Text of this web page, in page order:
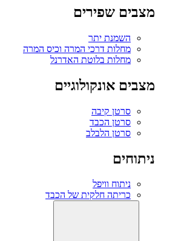
מצבים שפירים
השמנת יתר
מחלות דרכי המרה וכיס המרה
מחלות בלוטת האדרנל
מצבים אונקולוגיים
סרטן קיבה
סרטן הכבד
סרטן הלבלב
ניתוחים
ניתוח וויפל
כריתה חלקית של הכבד